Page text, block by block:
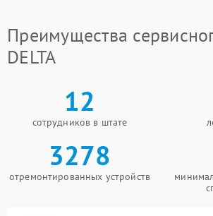
Преимущества
DELTA
12
сотрудников в штате
3278
отремонтированных устройств